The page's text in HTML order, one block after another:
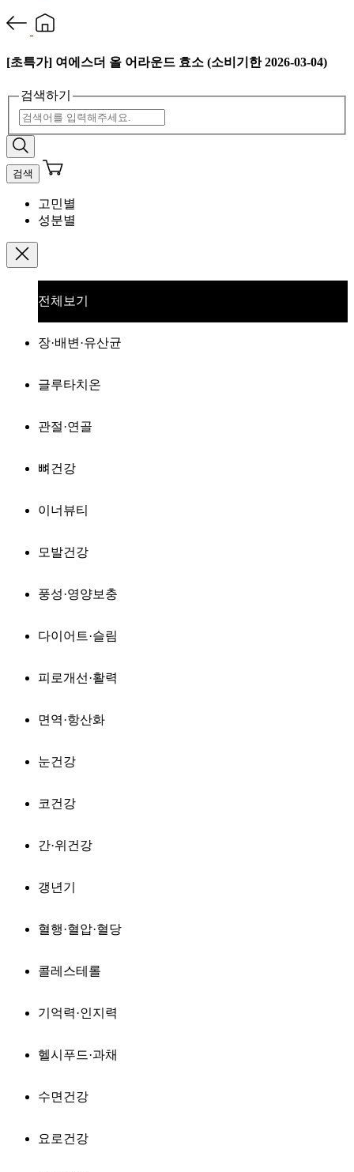
[초특가] 여에스더 올 어라운드 효소 (소비기한 2026-03-04)
검색하기
검색
고민별
성분별
전체보기
장·배변·유산균
글루타치온
관절·연골
뼈건강
이너뷰티
모발건강
풍성·영양보충
다이어트·슬림
피로개선·활력
면역·항산화
눈건강
코건강
간·위건강
갱년기
혈행·혈압·혈당
콜레스테롤
기억력·인지력
헬시푸드·과채
수면건강
요로건강